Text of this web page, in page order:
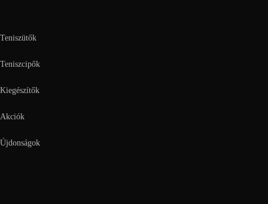
Teniszütők
Teniszcipők
Kiegészítők
Akciók
Újdonságok